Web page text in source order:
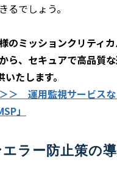
るでしょう。
のミッションクリティ
ら、セキュアで高品質
たします。
＞＞ 運用監視サービス
」
ラー防止策の